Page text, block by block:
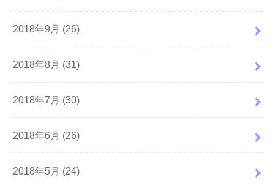
2018年9月 (26)
2018年8月 (31)
2018年7月 (30)
2018年6月 (26)
2018年5月 (24)